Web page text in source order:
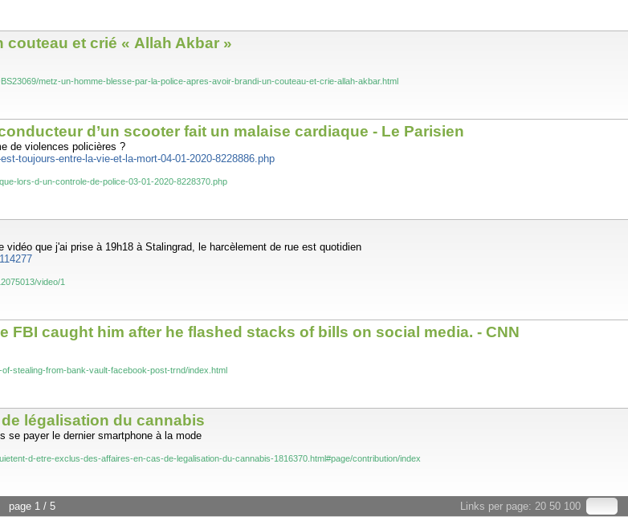
et crié « Allah Akbar »
metz-un-homme-blesse-par-la-police-apres-avoir-brandi-un-couteau-et-crie-allah-akbar.html
d’un scooter fait un malaise cardiaque - Le Parisien
de violences policières ?
toujours-entre-la-vie-et-la-mort-04-01-2020-8228886.php
lors-d-un-controle-de-police-03-01-2020-8228370.php
que j'ai prise à 19h18 à Stalingrad, le harcèlement de rue est quotidien
video/1
FBI caught him after he flashed stacks of bills on social media. - CNN
stealing-from-bank-vault-facebook-post-trnd/index.html
légalisation du cannabis
se payer le dernier smartphone à la mode
d-etre-exclus-des-affaires-en-cas-de-legalisation-du-cannabis-1816370.html#page/contribution/index
Links per page: 20 50 100
page 1 / 5